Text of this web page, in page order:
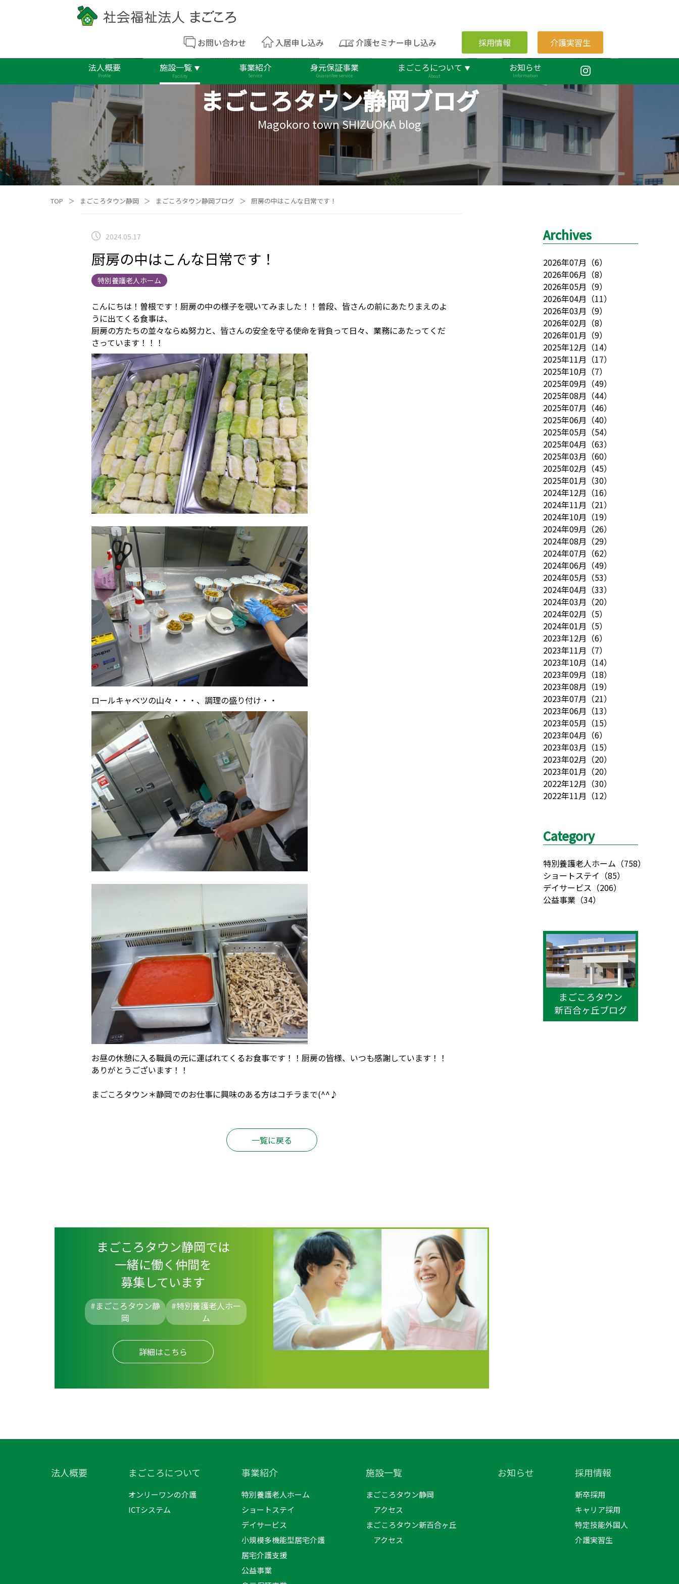
お問い合わせ 入居申し込み 介護セミナー申し込み 採用情報 介護実習生
法人概要
Profile
施設一覧
Facility
事業紹介
Service
身元保証事業
Guarantee service
まごころについて
About
お知らせ
Information
まごころタウン静岡ブログ
Magokoro town SHIZUOKA blog
TOP ＞ まごころタウン静岡 ＞ まごころタウン静岡ブログ ＞ 厨房の中はこんな日常です！
2024.05.17
厨房の中はこんな日常です！
特別養護老人ホーム
こんにちは！曽根です！厨房の中の様子を覗いてみました！！普段、皆さんの前にあたりまえのよ
うに出てくる食事は、
厨房の方たちの並々ならぬ努力と、皆さんの安全を守る使命を背負って日々、業務にあたってくだ
さっています！！！
ロールキャベツの山々・・・、調理の盛り付け・・
お昼の休憩に入る職員の元に運ばれてくるお食事です！！厨房の皆様、いつも感謝しています！！
ありがとうございます！！
まごころタウン＊静岡でのお仕事に興味のある方はコチラ まで(^^♪
一覧に戻る
まごころタウン静岡では
一緒に働く仲間を
募集しています
#まごころタウン静
岡
#特別養護老人ホー
ム
詳細はこちら
Archives
2026年07月 （6）
2026年06月 （8）
2026年05月 （9）
2026年04月 （11）
2026年03月 （9）
2026年02月 （8）
2026年01月 （9）
2025年12月 （14）
2025年11月 （17）
2025年10月 （7）
2025年09月 （49）
2025年08月 （44）
2025年07月 （46）
2025年06月 （40）
2025年05月 （54）
2025年04月 （63）
2025年03月 （60）
2025年02月 （45）
2025年01月 （30）
2024年12月 （16）
2024年11月 （21）
2024年10月 （19）
2024年09月 （26）
2024年08月 （29）
2024年07月 （62）
2024年06月 （49）
2024年05月 （53）
2024年04月 （33）
2024年03月 （20）
2024年02月 （5）
2024年01月 （5）
2023年12月 （6）
2023年11月 （7）
2023年10月 （14）
2023年09月 （18）
2023年08月 （19）
2023年07月 （21）
2023年06月 （13）
2023年05月 （15）
2023年04月 （6）
2023年03月 （15）
2023年02月 （20）
2023年01月 （20）
2022年12月 （30）
2022年11月 （12）
Category
特別養護老人ホーム （758）
ショートステイ （85）
デイサービス （206）
公益事業 （34）
まごころタウン
新百合ヶ丘ブログ
法人概要 まごころについて
オンリーワンの介護
ICTシステム
事業紹介
特別養護老人ホーム
ショートステイ
デイサービス
小規模多機能型居宅介護
居宅介護支援
公益事業
施設一覧
まごころタウン静岡
アクセス
まごころタウン新百合ヶ丘
アクセス
お知らせ 採用情報
新卒採用
キャリア採用
特定技能外国人
介護実習生